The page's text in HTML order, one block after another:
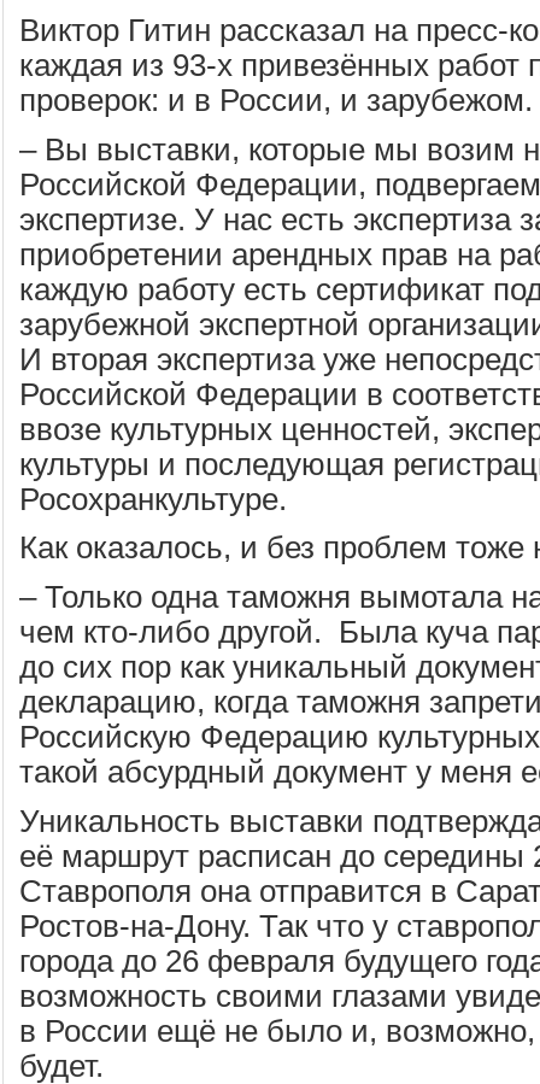
Виктор Гитин рассказал на пресс-
каждая из 93-х привезённых работ
проверок: и в России, и зарубежом.
– Вы выставки, которые мы возим
Российской Федерации,
экспертизе. У нас есть экспертиза
приобретении арендных прав на
каждую работу есть сертификат
зарубежной экспертной
И вторая экспертиза уже
Российской Федерации в
ввозе культурных ценностей,
культуры и последующая
Росохранкультуре.
Как оказалось, и без проблем
– Только одна таможня вымотала
чем кто-либо другой. Была куча
до сих пор как уникальный
декларацию, когда таможня
Российскую Федерацию
такой абсурдный документ у меня
Уникальность выставки
её маршрут расписан до середины
Ставрополя она отправится в
Ростов-на-Дону. Так что у
города до 26 февраля будущего
возможность своими глазами
в России ещё не было и, возможно,
будет.